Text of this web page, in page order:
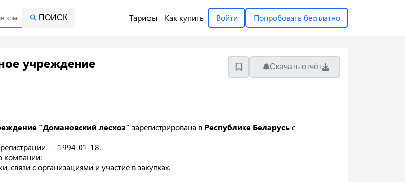
ПОИСК Тарифы Как купить Войти Попробовать бесплатно
учреждение
Скачать отчёт
"Домановский лесхоз" зарегистрирована в Республике Беларусьс
регистрации — 1994-01-18.
компании:
связи с организациями и участие в закупках.